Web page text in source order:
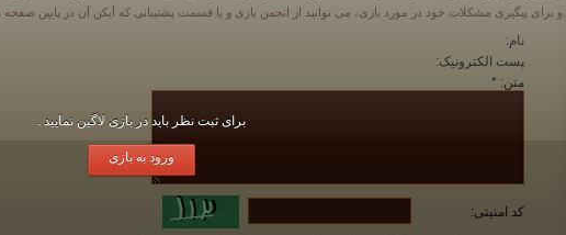
نام:
پست الکترونیک:
متن:*
کد امنیتی:
برای ثبت نظر باید در بازی لاگین نمایید .
ورود به بازی